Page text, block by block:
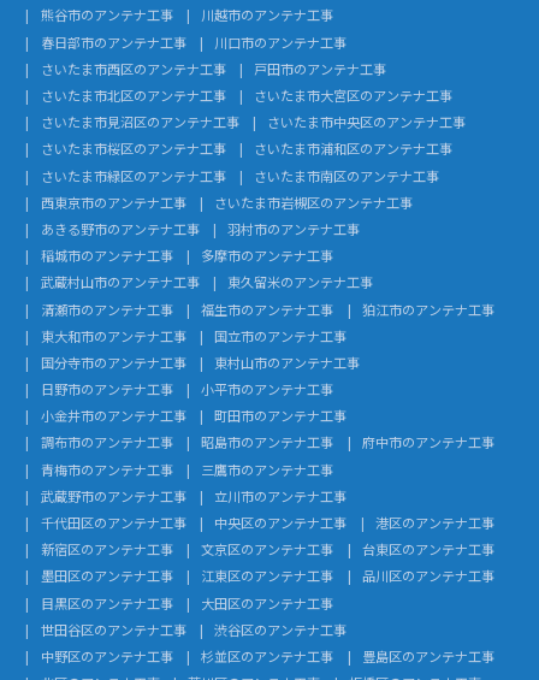
熊谷市のアンテナ工事
川越市のアンテナ工事
春日部市のアンテナ工事
川口市のアンテナ工事
さいたま市西区のアンテナ工事
戸田市のアンテナ工事
さいたま市北区のアンテナ工事
さいたま市大宮区のアンテナ工事
さいたま市見沼区のアンテナ工事
さいたま市中央区のアンテナ工事
さいたま市桜区のアンテナ工事
さいたま市浦和区のアンテナ工事
さいたま市緑区のアンテナ工事
さいたま市南区のアンテナ工事
西東京市のアンテナ工事
さいたま市岩槻区のアンテナ工事
あきる野市のアンテナ工事
羽村市のアンテナ工事
稲城市のアンテナ工事
多摩市のアンテナ工事
武蔵村山市のアンテナ工事
東久留米のアンテナ工事
清瀬市のアンテナ工事
福生市のアンテナ工事
狛江市のアンテナ工事
東大和市のアンテナ工事
国立市のアンテナ工事
国分寺市のアンテナ工事
東村山市のアンテナ工事
日野市のアンテナ工事
小平市のアンテナ工事
小金井市のアンテナ工事
町田市のアンテナ工事
調布市のアンテナ工事
昭島市のアンテナ工事
府中市のアンテナ工事
青梅市のアンテナ工事
三鷹市のアンテナ工事
武蔵野市のアンテナ工事
立川市のアンテナ工事
千代田区のアンテナ工事
中央区のアンテナ工事
港区のアンテナ工事
新宿区のアンテナ工事
文京区のアンテナ工事
台東区のアンテナ工事
墨田区のアンテナ工事
江東区のアンテナ工事
品川区のアンテナ工事
目黒区のアンテナ工事
大田区のアンテナ工事
世田谷区のアンテナ工事
渋谷区のアンテナ工事
中野区のアンテナ工事
杉並区のアンテナ工事
豊島区のアンテナ工事